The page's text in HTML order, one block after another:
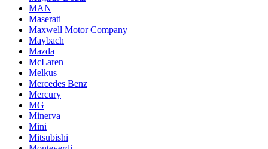
MAN
Maserati
Maxwell Motor Company
Maybach
Mazda
McLaren
Melkus
Mercedes Benz
Mercury
MG
Minerva
Mini
Mitsubishi